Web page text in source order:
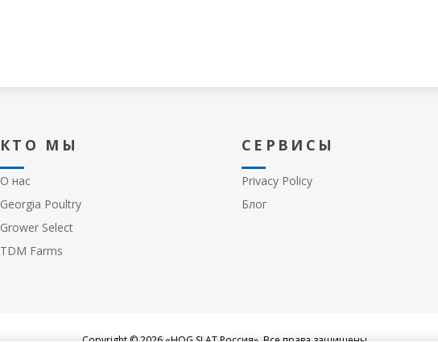
КТО МЫ
О нас
Georgia Poultry
Grower Select
TDM Farms
СЕРВИСЫ
Privacy Policy
Блог